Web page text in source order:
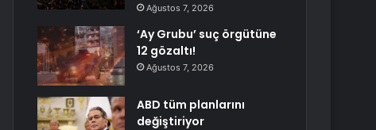
Ağustos 7, 2026
‘Ay Grubu’ suç örgütüne
12 gözaltı!
Ağustos 7, 2026
ABD tüm planlarını
değiştiriyor